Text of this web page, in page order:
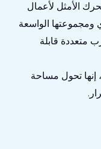
الأمثل لأعمال
ومجموعتها الواسعة
متعددة قابلة
إنها تحول مساحة
.